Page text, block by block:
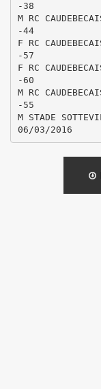
-38
M RC
-44
F RC
-57
F RC
-60
M RC
-55
M STADE